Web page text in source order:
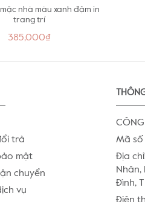
nhà màu xanh đậm in
trang trí
385,000₫
trả
mật
chuyển
vụ
Mã số
Địa
Nhân,
Đình,